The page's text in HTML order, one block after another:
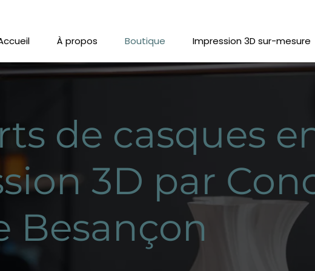
À propos Boutique Impression 3D sur-mesure
de casques
3D par
Besançon